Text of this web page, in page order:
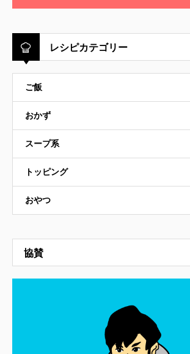
レシピカテゴリー
ご飯
おかず
スープ系
トッピング
おやつ
協賛